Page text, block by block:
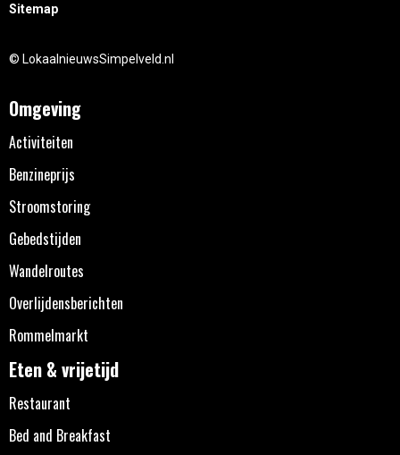
Sitemap
© LokaalnieuwsSimpelveld.nl
Omgeving
Activiteiten
Benzineprijs
Stroomstoring
Gebedstijden
Wandelroutes
Overlijdensberichten
Rommelmarkt
Eten & vrijetijd
Restaurant
Bed and Breakfast